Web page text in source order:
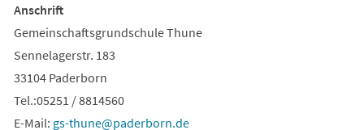
Anschrift
Gemeinschaftsgrundschule Thune
Sennelagerstr. 183
33104 Paderborn
Tel.:05251 / 8814560
E-Mail: gs-thune paderborn de